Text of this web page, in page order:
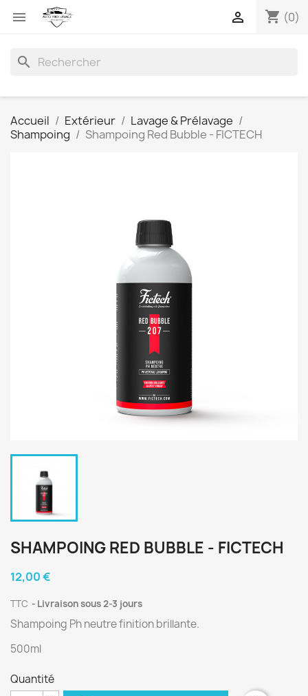
 shopping_cart (0)

search
Accueil Extérieur
Lavage & Prélavage
Shampoing
Shampoing Red Bubble - FICTECH
SHAMPOING RED BUBBLE - FICTECH
12,00 €
TTC Livraison sous 2-3 jours
Shampoing Ph neutre finition brillante.
500ml
Quantité